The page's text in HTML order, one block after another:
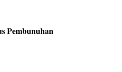
Pembunuhan